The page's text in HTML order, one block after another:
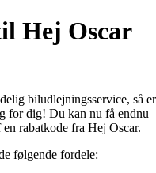
Hej Oscar
biludlejningsservice, så er
for dig! Du kan nu få endnu
rabatkode fra Hej Oscar.
følgende fordele: